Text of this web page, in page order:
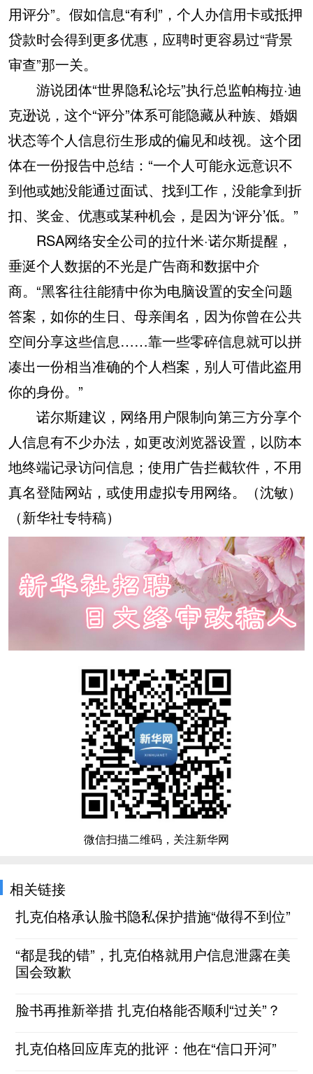
用评分”。假如信息“有利”，个人办信用卡或抵押
贷款时会得到更多优惠，应聘时更容易过“背景
审查”那一关。
游说团体“世界隐私论坛”执行总监帕梅拉·迪
克逊说，这个“评分”体系可能隐藏从种族、婚姻
状态等个人信息衍生形成的偏见和歧视。这个团
体在一份报告中总结：“一个人可能永远意识不
到他或她没能通过面试、找到工作，没能拿到折
扣、奖金、优惠或某种机会，是因为‘评分’低。”
RSA网络安全公司的拉什米·诺尔斯提醒，
垂涎个人数据的不光是广告商和数据中介
商。“黑客往往能猜中你为电脑设置的安全问题
答案，如你的生日、母亲闺名，因为你曾在公共
空间分享这些信息……靠一些零碎信息就可以拼
凑出一份相当准确的个人档案，别人可借此盗用
你的身份。”
诺尔斯建议，网络用户限制向第三方分享个
人信息有不少办法，如更改浏览器设置，以防本
地终端记录访问信息；使用广告拦截软件，不用
真名登陆网站，或使用虚拟专用网络。（沈敏）
（新华社专特稿）
微信扫描二维码，关注新华网
相关链接
扎克伯格承认脸书隐私保护措施“做得不到位”
“都是我的错”，扎克伯格就用户信息泄露在美
国会致歉
脸书再推新举措 扎克伯格能否顺利“过关”？
扎克伯格回应库克的批评：他在“信口开河”